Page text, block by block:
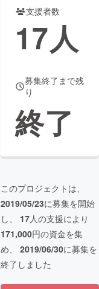
支援者数
17人
募集終了まで残
り
終了
このプロジェクトは、
2019/05/23に募集を開始
し、 17人の支援により
171,000円の資金を集
め、 2019/06/30に募集を
終了しました